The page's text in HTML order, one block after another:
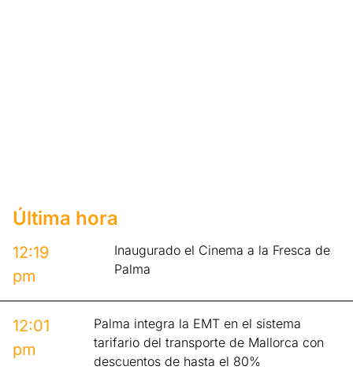
Última hora
12:19
pm
Inaugurado el Cinema a la Fresca de
Palma
12:01
pm
Palma integra la EMT en el sistema
tarifario del transporte de Mallorca con
descuentos de hasta el 80%